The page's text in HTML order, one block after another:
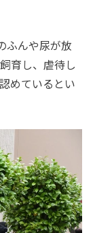
ふんや尿が放
育し、虐待し
めているとい